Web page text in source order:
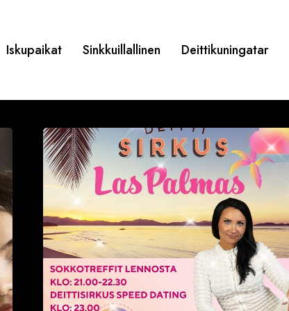
Iskupaikat Sinkkuillallinen Deittikuningatar
Deittisirkus
Love
Bileet
19.9.2025
–
Las
Palmas
(MIKKELI)